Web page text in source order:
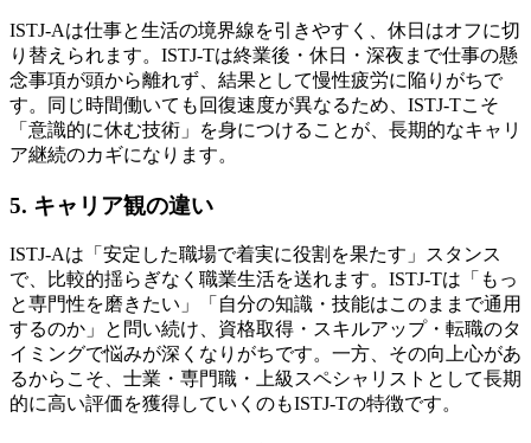
ISTJ-Aは仕事と生活の境界線を引きやすく、休日はオフに切
り替えられます。ISTJ-Tは終業後・休日・深夜まで仕事の懸
念事項が頭から離れず、結果として慢性疲労に陥りがちで
す。同じ時間働いても回復速度が異なるため、ISTJ-Tこそ
「意識的に休む技術」を身につけることが、長期的なキャリ
ア継続のカギになります。
5. キャリア観の違い
ISTJ-Aは「安定した職場で着実に役割を果たす」スタンス
で、比較的揺らぎなく職業生活を送れます。ISTJ-Tは「もっ
と専門性を磨きたい」「自分の知識・技能はこのままで通用
するのか」と問い続け、資格取得・スキルアップ・転職のタ
イミングで悩みが深くなりがちです。一方、その向上心があ
るからこそ、士業・専門職・上級スペシャリストとして長期
的に高い評価を獲得していくのもISTJ-Tの特徴です。